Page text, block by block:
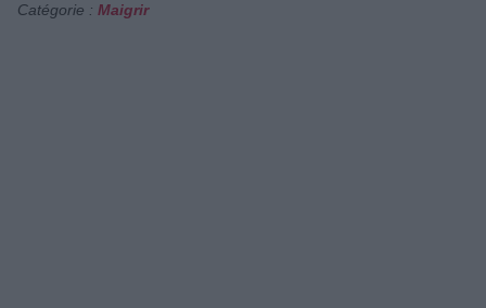
Catégorie : Maigrir